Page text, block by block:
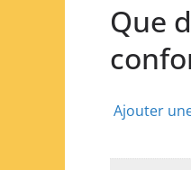
Que
Ajouter